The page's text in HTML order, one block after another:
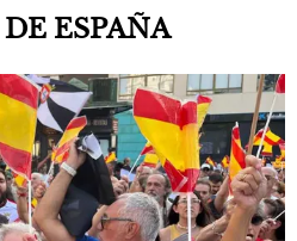
ESPAÑA